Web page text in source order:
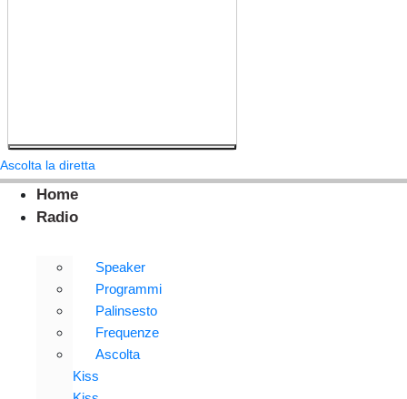
Ascolta la diretta
Home
Radio
Speaker
Programmi
Palinsesto
Frequenze
Ascolta
Kiss